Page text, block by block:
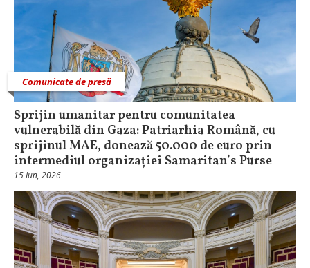
Comunicate de presă
Sprijin umanitar pentru comunitatea
vulnerabilă din Gaza: Patriarhia Română, cu
sprijinul MAE, donează 50.000 de euro prin
intermediul organizației Samaritan’s Purse
15 Iun, 2026